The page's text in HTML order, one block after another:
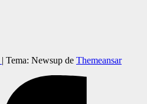
| Tema: Newsup de Themeansar